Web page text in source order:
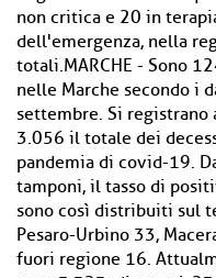
non critica e 20 in
dell'emergenza, nella
totali.MARCHE - Sono
nelle Marche secondo i
settembre. Si
3.056 il totale dei
pandemia di covid-19.
tamponi, il tasso di
sono così distribuiti sul
Pesaro-Urbino 33,
fuori regione 16.